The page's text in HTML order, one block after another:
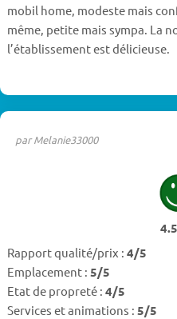
mobil home, modeste mais
même, petite mais sympa. La
l’établissement est délicieuse.
par Melanie33000
Rapport qualité/prix : 4/5
Emplacement : 5/5
Etat de propreté : 4/5
Services et animations : 5/5